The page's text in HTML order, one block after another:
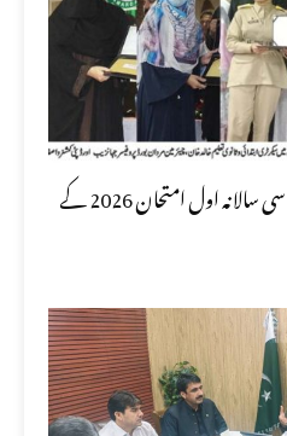
تعلیمی بورڈ مردان نے ایس ایس سی سالانہ اول امتحان 2026 کے